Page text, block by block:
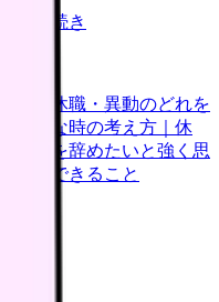
退職手続き
職・休職・異動のどれを
不安な時の考え方｜休
看護師を辞めたいと強く思
今日できること